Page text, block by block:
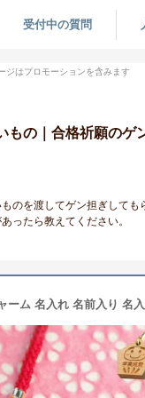
受付中の質問
ジはプロモーションを含みます
もの｜合格祈願のゲ
のを渡してゲン担ぎして
ったら教えてください。